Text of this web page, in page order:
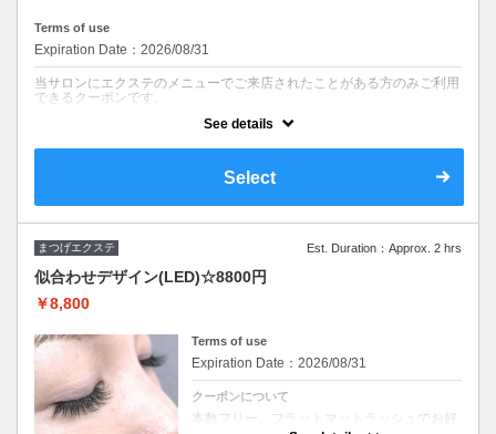
Terms of use
Expiration Date：2026/08/31
当サロンにエクステのメニューでご来店されたことがある方のみご利用
できるクーポンです。
これからのエクステはストレスフリーに◆オイルクレンジングOK◆す
ぐに洗顔・入浴OK◆施術後すぐにスポーツも楽しめます♪
See details
Select
まつげエクステ Est. Duration：Approx. 2 hrs
似合わせデザイン(LED)☆8800円
￥8,800
Terms of use
Expiration Date：2026/08/31
クーポンについて
本数フリー。フラットマットラッシュでお好